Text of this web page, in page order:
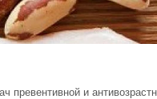
превентивной и